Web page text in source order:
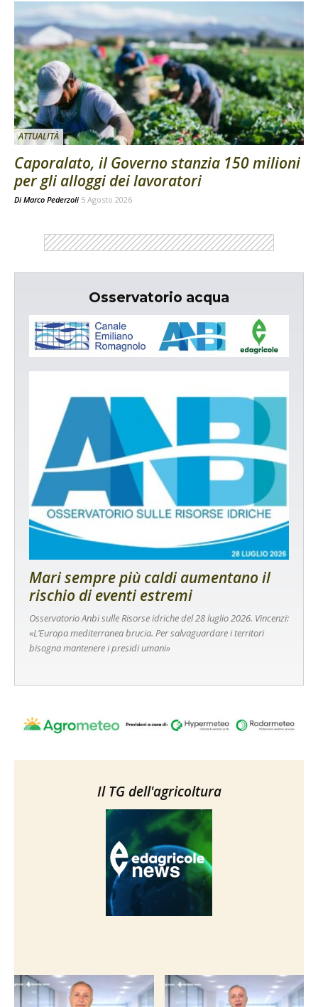
ATTUALITÀ
Caporalato, il Governo stanzia 150 milioni
per gli alloggi dei lavoratori
Di Marco Pederzoli 5 Agosto 2026
Osservatorio acqua
Mari sempre più caldi aumentano il
rischio di eventi estremi
Osservatorio Anbi sulle Risorse idriche del 28 luglio 2026. Vincenzi:
«L’Europa mediterranea brucia. Per salvaguardare i territori
bisogna mantenere i presidi umani»
Il TG dell'agricoltura